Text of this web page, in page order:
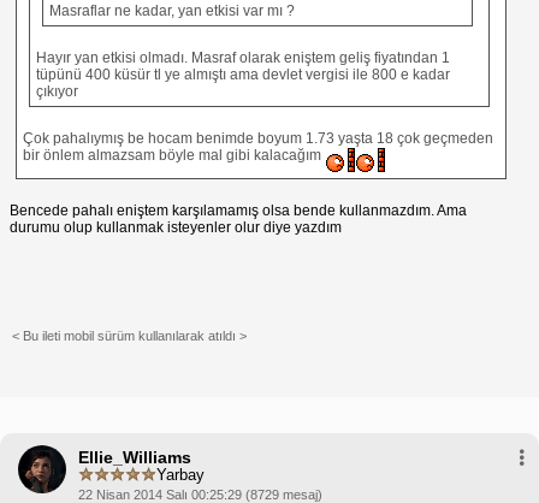
Masraflar ne kadar, yan etkisi var mı ?
Hayır yan etkisi olmadı. Masraf olarak eniştem geliş fiyatından 1
tüpünü 400 küsür tl ye almıştı ama devlet vergisi ile 800 e kadar
çıkıyor
Çok pahalıymış be hocam benimde boyum 1.73 yaşta 18 çok geçmeden
bir önlem almazsam böyle mal gibi kalacağım
Bencede pahalı eniştem karşılamamış olsa bende kullanmazdım. Ama
durumu olup kullanmak isteyenler olur diye yazdım
< Bu ileti mobil sürüm kullanılarak atıldı >
Ellie_Williams
Yarbay
22 Nisan 2014 Salı 00:25:29 (8729 mesaj)